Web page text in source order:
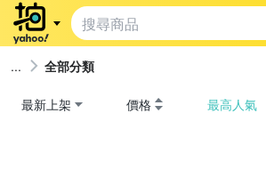
全部分類
最新上架 價格 最高人氣